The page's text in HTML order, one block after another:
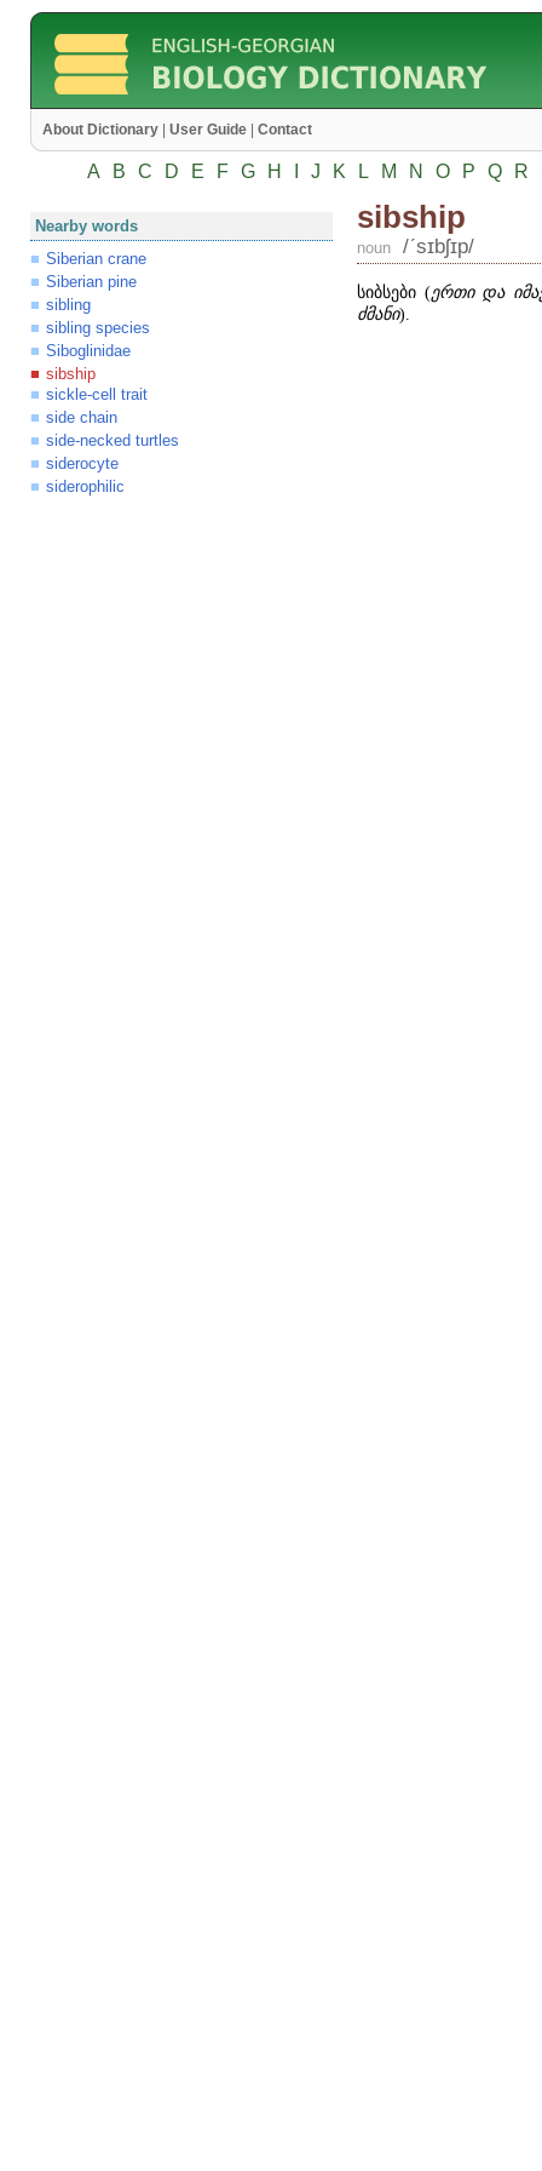
About Dictionary User Guide Contact
A B C D E F G H J K L M N O P Q R
Nearby words
Siberian crane
Siberian pine
sibling
sibling species
Siboglinidae
sibship
sickle-cell trait
side chain
side-necked turtles
siderocyte
siderophilic
sibship
noun /ʹsɪbʃɪp/
სიბსები (ერთი და
ძმანი).